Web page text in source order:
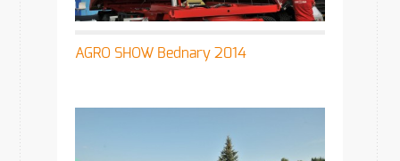
AGRO SHOW Bednary 2014